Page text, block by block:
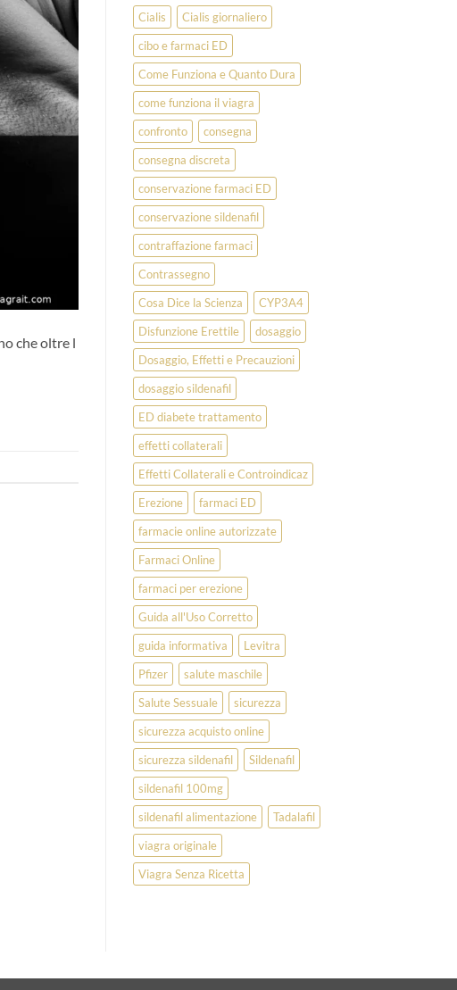
che oltre l
Cialis
Cialis giornaliero
cibo e farmaci ED
Come Funziona e Quanto Dura
come funziona il viagra
confronto
consegna
consegna discreta
conservazione farmaci ED
conservazione sildenafil
contraffazione farmaci
Contrassegno
Cosa Dice la Scienza
CYP3A4
Disfunzione Erettile
dosaggio
Dosaggio, Effetti e Precauzioni
dosaggio sildenafil
ED diabete trattamento
effetti collaterali
Effetti Collaterali e Controindicaz
Erezione
farmaci ED
farmacie online autorizzate
Farmaci Online
farmaci per erezione
Guida all'Uso Corretto
guida informativa
Levitra
Pfizer
salute maschile
Salute Sessuale
sicurezza
sicurezza acquisto online
sicurezza sildenafil
Sildenafil
sildenafil 100mg
sildenafil alimentazione
Tadalafil
viagra originale
Viagra Senza Ricetta